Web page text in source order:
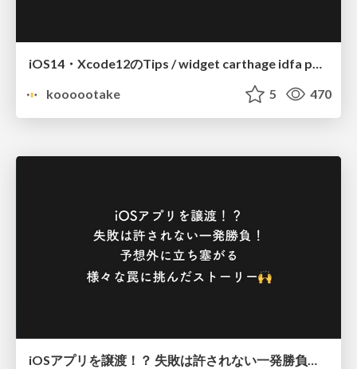
koooootake
5 470
iOSアプリを譲渡！？ 失敗は許されない一発勝負！ 予想外に立ち塞がる 様々な罠に挑んだストーリー / ios app transfer